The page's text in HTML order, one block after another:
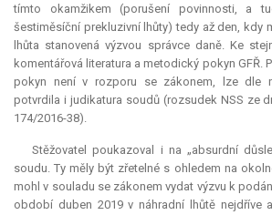
tímto okamžikem (porušení povinnosti, a
šestiměsíční prekluzivní lhůty) tedy až den, kdy
lhůta stanovená výzvou správce daně. Ke
komentářová literatura a metodický pokyn GFŘ.
pokyn není v rozporu se zákonem, lze dle
potvrdila i judikatura soudů (rozsudek NSS ze
174/2016-38).
Stěžovatel poukazoval i na „absurdní
soudu. Ty měly být zřetelné s ohledem na
mohl v souladu se zákonem vydat výzvu k
období duben 2019 v náhradní lhůtě